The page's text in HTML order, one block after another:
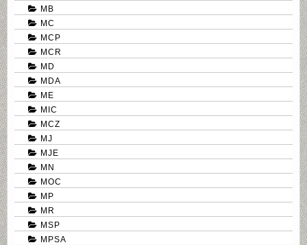
MB
MC
MCP
MCR
MD
MDA
ME
MIC
MCZ
MJ
MJE
MN
MOC
MP
MR
MSP
MPSA